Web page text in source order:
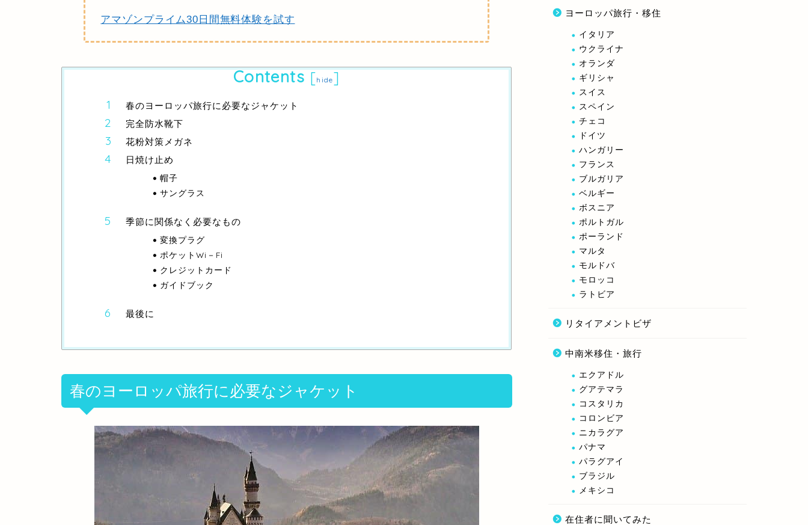
アマゾンプライム30日間無料体験を試す
Contents [hide]
春のヨーロッパ旅行に必要なジャケット
完全防水靴下
花粉対策メガネ
日焼け止め
帽子
サングラス
季節に関係なく必要なもの
変換プラグ
ポケットWi－Fi
クレジットカード
ガイドブック
最後に
春のヨーロッパ旅行に必要なジャケット
ヨーロッパ旅行・移住
イタリア
ウクライナ
オランダ
ギリシャ
スイス
スペイン
チェコ
ドイツ
ハンガリー
フランス
ブルガリア
ベルギー
ボスニア
ポルトガル
ポーランド
マルタ
モルドバ
モロッコ
ラトビア
リタイアメントビザ
中南米移住・旅行
エクアドル
グアテマラ
コスタリカ
コロンビア
ニカラグア
パナマ
パラグアイ
ブラジル
メキシコ
在住者に聞いてみた